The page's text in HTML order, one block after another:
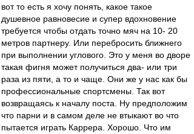
вот то есть я хочу понять, какое такое
душевное равновесие и супер вдохновение
требуется чтобы отдать точно мяч на 10- 20
метров партнеру. Или перебросить ближнего
при выполнении углового. Это у меня во дворе
такая фигня может получиться два- или три
раза из пяти, а то и чаще. Они же у нас как бы
профессиональные спортсмены. Так вот
возвращаясь к началу поста. Ну предположим
что парни и в самом деле не втыкают во что
пытается играть Каррера. Хорошо. Что им